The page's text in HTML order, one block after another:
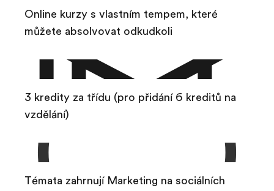
Online kurzy s vlastním tempem, které
můžete absolvovat odkudkoli
3 kredity za třídu (pro přidání 6 kreditů na
vzdělání)
Témata zahrnují Marketing na sociálních